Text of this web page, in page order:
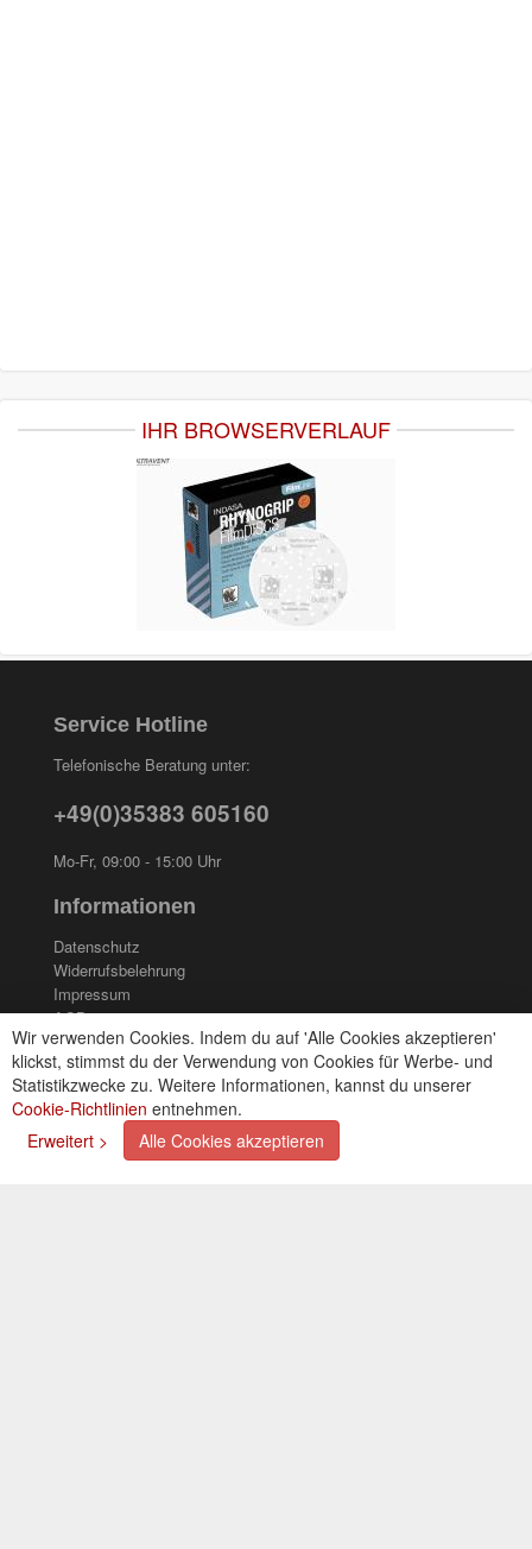
IHR BROWSERVERLAUF
Wir verwenden Cookies. Indem du auf 'Alle Cookies akzeptieren'
klickst, stimmst du der Verwendung von Cookies für Werbe- und
Statistikzwecke zu. Weitere Informationen, kannst du unserer
Cookie-Richtlinien entnehmen.
Erweitert >
Alle Cookies akzeptieren
Service Hotline
Telefonische Beratung unter:
+49(0)35383 605160
Mo-Fr, 09:00 - 15:00 Uhr
Informationen
Datenschutz
Widerrufsbelehrung
Impressum
AGB
Kontakt
Cookies einstellungen
Zahlungsarten